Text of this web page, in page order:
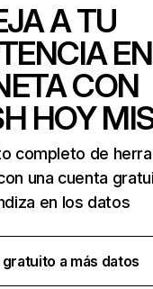
A TU
CON
HOY
completo de
una cuenta
en los datos
a más datos